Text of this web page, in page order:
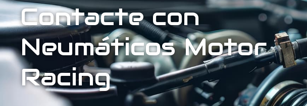
Contacte con
Neumáticos Motor
Racing